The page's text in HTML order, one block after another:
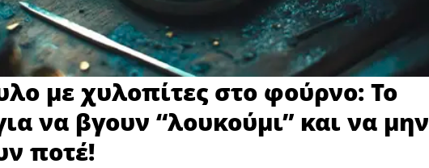
με χυλοπίτες στο φούρνο: Το
να βγουν “λουκούμι” και να μην
ποτέ!